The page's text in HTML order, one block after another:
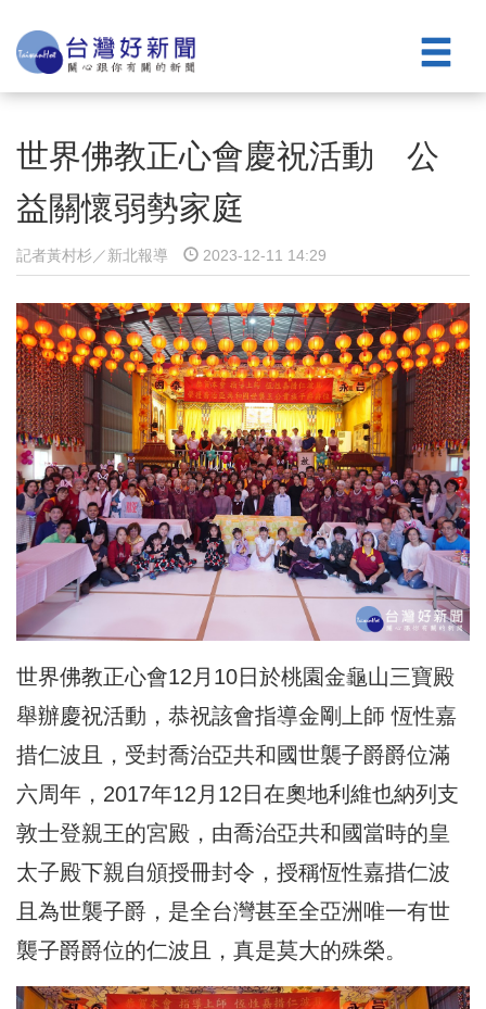
世界佛教正心會慶祝活動 公
益關懷弱勢家庭
記者黃村杉／新北報導 2023-12-11 14:29
世界佛教正心會12月10日於桃園金龜山三寶殿
舉辦慶祝活動，恭祝該會指導金剛上師 恆性嘉
措仁波且，受封喬治亞共和國世襲子爵爵位滿
六周年，2017年12月12日在奧地利維也納列支
敦士登親王的宮殿，由喬治亞共和國當時的皇
太子殿下親自頒授冊封令，授稱恆性嘉措仁波
且為世襲子爵，是全台灣甚至全亞洲唯一有世
襲子爵爵位的仁波且，真是莫大的殊榮。